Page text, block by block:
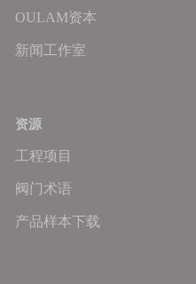
OULAM资本
新闻工作室
资源
工程项目
阀门术语
产品样本下载